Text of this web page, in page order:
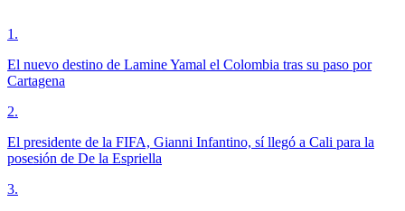
1 .
El nuevo destino de Lamine Yamal el Colombia tras su paso por
Cartagena
2.
El presidente de la FIFA, Gianni Infantino, sí llegó a Cali para la
posesión de De la Espriella
3.